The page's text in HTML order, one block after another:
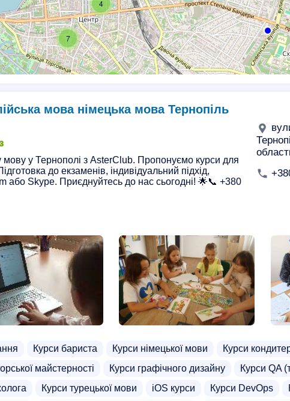
7
4
мова німецька мова Тернопіль
мову у Тернополі з AsterClub. Пропонуємо курси для
до екзаменів, індивідуальний підхід,
або Skype. Приєднуйтесь до нас сьогодні! 🌟📞 +380
Курси бариста Курси німецької мови
Курси
майстерності Курси графічного дизайну
Курси QA
Курси турецької мови iOS курси Курси DevOps